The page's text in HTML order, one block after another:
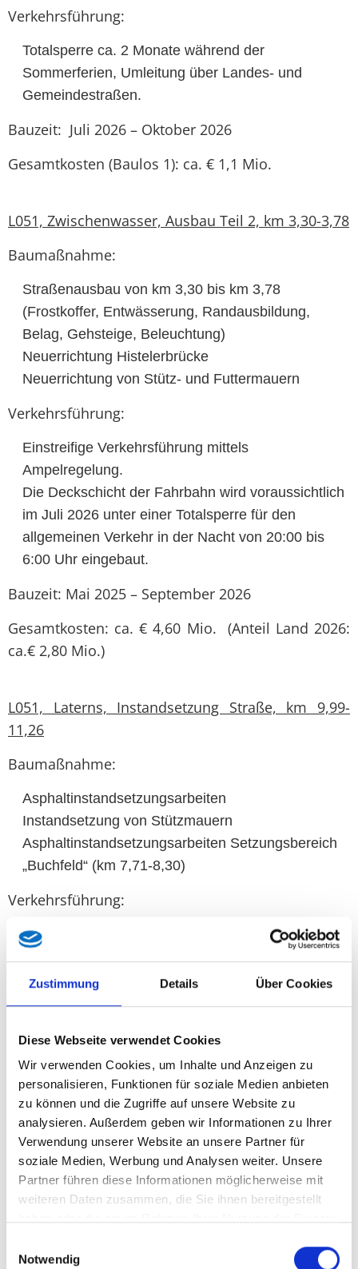
Zustimmung Details Über Cookies
Diese Webseite verwendet Cookies
Wir verwenden Cookies, um Inhalte und Anzeigen zu
personalisieren, Funktionen für soziale Medien anbieten
zu können und die Zugriffe auf unsere Website zu
analysieren. Außerdem geben wir Informationen zu Ihrer
Verwendung unserer Website an unsere Partner für
soziale Medien, Werbung und Analysen weiter. Unsere
Partner führen diese Informationen möglicherweise mit
weiteren Daten zusammen, die Sie ihnen bereitgestellt
Notwendig
Verkehrsführung:
Totalsperre ca. 2 Monate während der
Sommerferien, Umleitung über Landes- und
Gemeindestraßen.
Bauzeit: Juli 2026 – Oktober 2026
Gesamtkosten (Baulos 1): ca. € 1,1 Mio.
L051, Zwischenwasser, Ausbau Teil 2, km 3,30-3,78
Baumaßnahme:
Straßenausbau von km 3,30 bis km 3,78
(Frostkoffer, Entwässerung, Randausbildung,
Belag, Gehsteige, Beleuchtung)
Neuerrichtung Histelerbrücke
Neuerrichtung von Stütz- und Futtermauern
Verkehrsführung:
Einstreifige Verkehrsführung mittels
Ampelregelung.
Die Deckschicht der Fahrbahn wird voraussichtlich
im Juli 2026 unter einer Totalsperre für den
allgemeinen Verkehr in der Nacht von 20:00 bis
6:00 Uhr eingebaut.
Bauzeit: Mai 2025 – September 2026
Gesamtkosten: ca. € 4,60 Mio. (Anteil Land 2026:
ca.€ 2,80 Mio.)
L051, Laterns, Instandsetzung Straße, km 9,99-
11,26
Baumaßnahme:
Asphaltinstandsetzungsarbeiten
Instandsetzung von Stützmauern
Asphaltinstandsetzungsarbeiten Setzungsbereich
„Buchfeld“ (km 7,71-8,30)
Verkehrsführung:
Die Fräs- und Vorarbeiten sind untertags unter
Die Asphaltierungsarbeiten sind nahtlos über die
gesamten Fahrbahnbreite während mehreren
Bauzeit: April 2026 – Juni 2026
Gesamtkosten: ca. € 0,7 Mio.
L052, Feldkirch-Rankweil, Instandsetzung Belag,
km 3,45-4,70
Baumaßnahme: